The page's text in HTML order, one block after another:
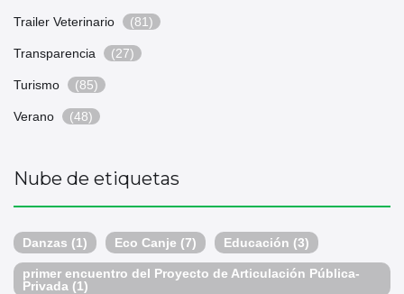
Trailer Veterinario (81)
Transparencia (27)
Turismo (85)
Verano (48)
Nube de etiquetas
Danzas (1) Eco Canje (7) Educación (3)
primer encuentro del Proyecto de Articulación Pública-
Privada (1)